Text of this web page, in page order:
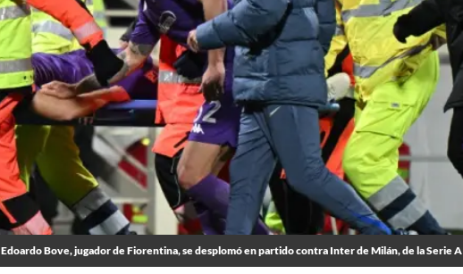
Edoardo Bove, jugador de Fiorentina, se desplomó en partido contra Inter de Milán, de la Serie A